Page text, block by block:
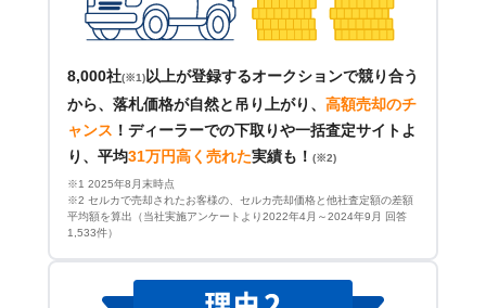
8,000社(※1)以上が登録するオークションで競り合う
から、落札価格が自然と吊り上がり、 高額売却のチ
ャンス ！ ディーラーでの下取りや一括査定サイトよ
り、平均31万円高く売れた実績も！ (※2)
※1 2025年8月末時点
※2 セルカで売却されたお客様の、セルカ売却価格と他社査定額の差額
平均額を算出（当社実施アンケートより2022年4月～2024年9月 回答
1,533件）